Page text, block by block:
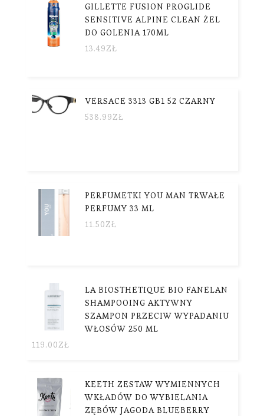
GILLETTE FUSION PROGLIDE
SENSITIVE ALPINE CLEAN ŻEL
DO GOLENIA 170ML
13.49ZŁ
VERSACE 3313 GB1 52 CZARNY
538.99ZŁ
PERFUMETKI YOU MAN TRWAŁE
PERFUMY 33 ML
11.50ZŁ
LA BIOSTHETIQUE BIO FANELAN
SHAMPOOING AKTYWNY
SZAMPON PRZECIW WYPADANIU
WŁOSÓW 250 ML
119.00ZŁ
KEETH ZESTAW WYMIENNYCH
WKŁADÓW DO WYBIELANIA
ZĘBÓW JAGODA BLUEBERRY